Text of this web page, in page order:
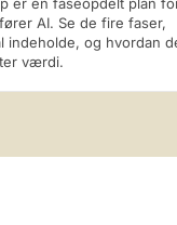
AI. Se de fire faser,
indeholde, og hvordan
værdi.